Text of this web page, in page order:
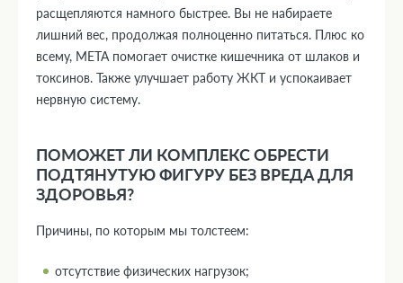
расщепляются намного быстрее. Вы не набираете
лишний вес, продолжая полноценно питаться. Плюс ко
всему, МЕТА помогает очистке кишечника от шлаков и
токсинов. Также улучшает работу ЖКТ и успокаивает
нервную систему.
ПОМОЖЕТ ЛИ КОМПЛЕКС ОБРЕСТИ
ПОДТЯНУТУЮ ФИГУРУ БЕЗ ВРЕДА ДЛЯ
ЗДОРОВЬЯ?
Причины, по которым мы толстеем:
отсутствие физических нагрузок;